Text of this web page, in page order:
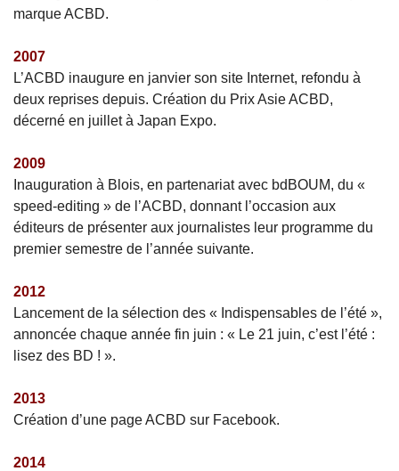
marque ACBD.
2007
L’ACBD inaugure en janvier son site Internet, refondu à
deux reprises depuis. Création du Prix Asie ACBD,
décerné en juillet à Japan Expo.
2009
Inauguration à Blois, en partenariat avec bdBOUM, du «
speed-editing » de l’ACBD, donnant l’occasion aux
éditeurs de présenter aux journalistes leur programme du
premier semestre de l’année suivante.
2012
Lancement de la sélection des « Indispensables de l’été »,
annoncée chaque année fin juin : « Le 21 juin, c’est l’été :
lisez des BD ! ».
2013
Création d’une page ACBD sur Facebook.
2014